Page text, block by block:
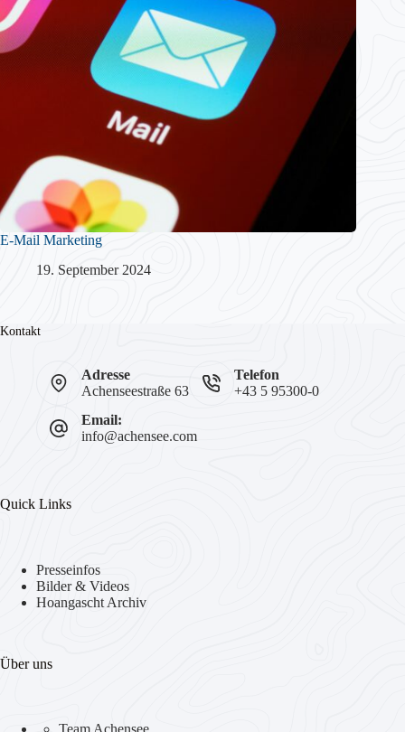
E-Mail Marketing
19. September 2024
Kontakt
Adresse
Achenseestraße 63
Telefon
+43 5 95300-0
Email:
info@achensee.com
Quick Links
Presseinfos
Bilder & Videos
Hoangascht Archiv
Über uns